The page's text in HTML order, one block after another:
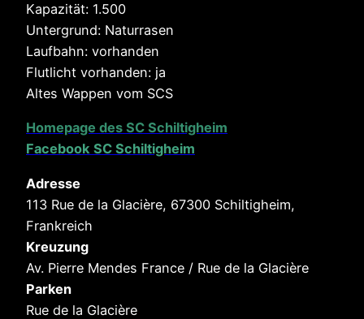
Kapazität: 1.500
Untergrund: Naturrasen
Laufbahn: vorhanden
Flutlicht vorhanden: ja
Altes Wappen vom SCS
Homepage des SC Schiltigheim
Facebook SC Schiltigheim
Adresse
113 Rue de la Glacière, 67300 Schiltigheim,
Frankreich
Kreuzung
Av. Pierre Mendes France / Rue de la Glacière
Parken
Rue de la Glacière